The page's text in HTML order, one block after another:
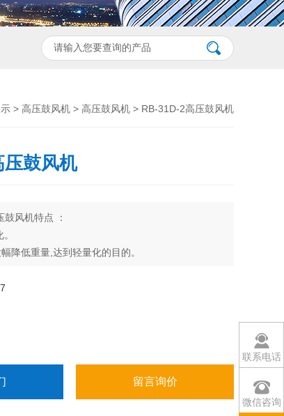
> 高压鼓风机 > 高压鼓风机 > RB-31D-2高压鼓风机
鼓风机
风机特点 ：
降低重量,达到轻量化的目的。
高，风量大，噪音低，寿命长。
风量控制稳定性高，操作容易.
留言询价
联系电话
微信咨询